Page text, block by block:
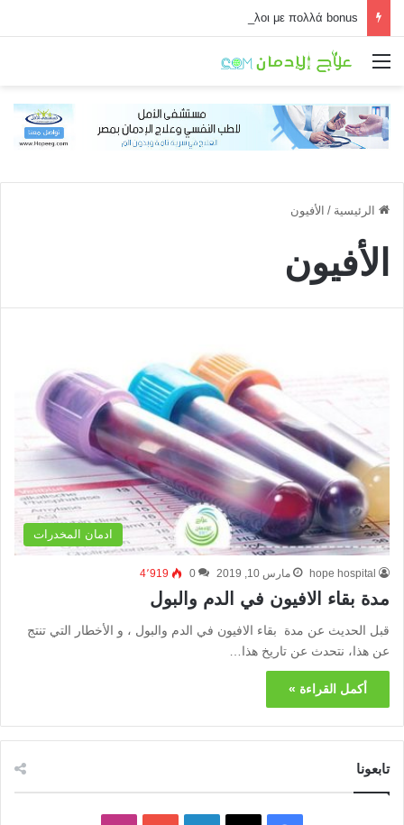
Τα must-try τίτλοι με πολλά bonus
القائمة
الرئيسية / الأفيون
الأفيون
ادمان المخدرات
hope hospital مارس 10, 2019 0 4٬919
مدة بقاء الافيون في الدم والبول
قبل الحديث عن مدة بقاء الافيون في الدم والبول ، و الأخطار التي تنتج
عن هذا، نتحدث عن تاريخ هذا…
أكمل القراءة »
تابعونا